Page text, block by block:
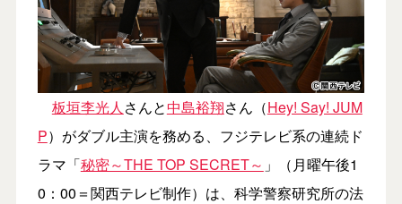
板垣李光人さんと中島裕翔さん（Hey! Say! JUM
P）がダブル主演を務める、フジテレビ系の連続ド
ラマ「秘密～THE TOP SECRET～ 」（月曜午後1
0：00＝関西テレビ制作）は、科学警察研究所の法